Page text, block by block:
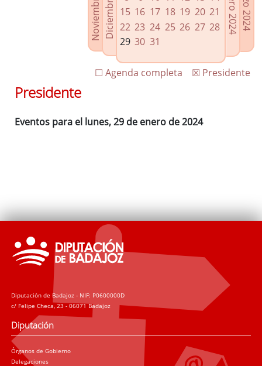
Agenda de Presidencia
Plenos provinciales y Juntas de gobierno
Oficina de Proyectos Europeos
15 16 17 18 19 20 21
22 23 24 25 26 27 28
29 30 31
☒ Presidente
☐ Agenda completa
Presidente
Eventos para el lunes, 29 de enero de 2024
Diputación de Badajoz - NIF: P0600000D
c/ Felipe Checa, 23 - 06071 Badajoz
Diputación
Órganos de Gobierno
Delegaciones